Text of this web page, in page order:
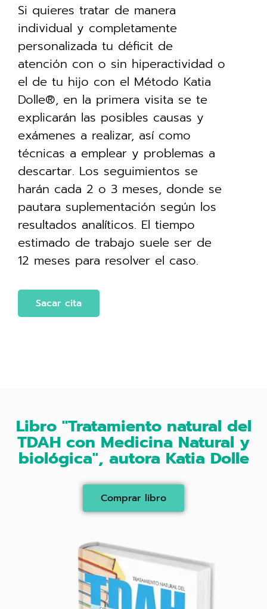
Si quieres tratar de manera
individual y completamente
personalizada tu déficit de
atención con o sin hiperactividad o
el de tu hijo con el Método Katia
Dolle®, en la primera visita se te
explicarán las posibles causas y
exámenes a realizar, así como
técnicas a emplear y problemas a
descartar. Los seguimientos se
harán cada 2 o 3 meses, donde se
pautara suplementación según los
resultados analíticos. El tiempo
estimado de trabajo suele ser de
12 meses para resolver el caso.
Sacar cita
Libro "Tratamiento natural del
TDAH con Medicina Natural y
biológica", autora Katia Dolle
Comprar libro